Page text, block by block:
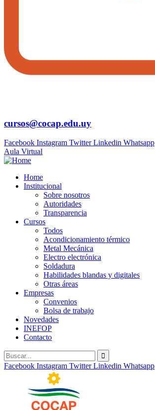
cursos@cocap.edu.uy
Facebook Instagram Twitter Linkedin Whatsapp
Aula Virtual
Home
Institucional
Sobre nosotros
Autoridades
Transparencia
Cursos
Todos
Acondicionamiento térmico
Metal Mecánica
Electro electrónica
Soldadura
Habilidades blandas y digitales
Otras áreas
Empresas
Convenios
Bolsa de trabajo
Novedades
INEFOP
Contacto
Facebook Instagram Twitter Linkedin Whatsapp